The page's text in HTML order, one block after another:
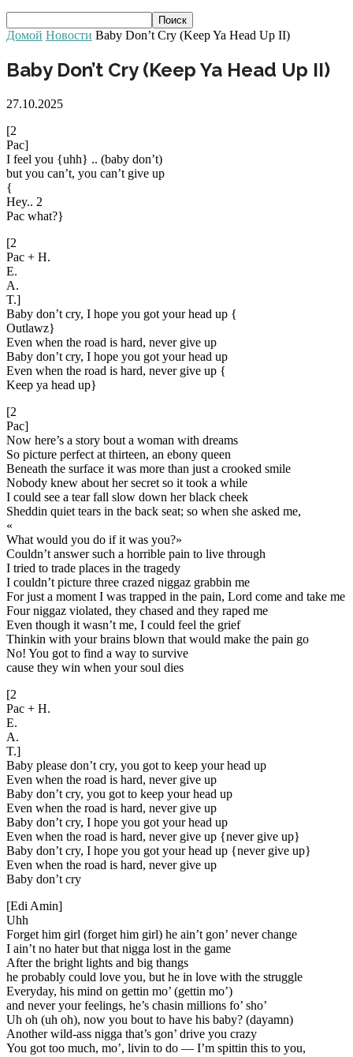
Домой Новости Baby Don’t Cry (Keep Ya Head Up II)
Baby Don’t Cry (Keep Ya Head Up II)
27.10.2025
[2
Pac]
I feel you {uhh} .. (baby don’t)
but you can’t, you can’t give up
{
Hey.. 2
Pac what?}
[2
Pac + H.
E.
A.
T.]
Baby don’t cry, I hope you got your head up {
Outlawz}
Even when the road is hard, never give up
Baby don’t cry, I hope you got your head up
Even when the road is hard, never give up {
Keep ya head up}
[2
Pac]
Now here’s a story bout a woman with dreams
So picture perfect at thirteen, an ebony queen
Beneath the surface it was more than just a crooked smile
Nobody knew about her secret so it took a while
I could see a tear fall slow down her black cheek
Sheddin quiet tears in the back seat; so when she asked me,
«
What would you do if it was you?»
Couldn’t answer such a horrible pain to live through
I tried to trade places in the tragedy
I couldn’t picture three crazed niggaz grabbin me
For just a moment I was trapped in the pain, Lord come and take me
Four niggaz violated, they chased and they raped me
Even though it wasn’t me, I could feel the grief
Thinkin with your brains blown that would make the pain go
No! You got to find a way to survive
cause they win when your soul dies
[2
Pac + H.
E.
A.
T.]
Baby please don’t cry, you got to keep your head up
Even when the road is hard, never give up
Baby don’t cry, you got to keep your head up
Even when the road is hard, never give up
Baby don’t cry, I hope you got your head up
Even when the road is hard, never give up {never give up}
Baby don’t cry, I hope you got your head up {never give up}
Even when the road is hard, never give up
Baby don’t cry
[Edi Amin]
Uhh
Forget him girl (forget him girl) he ain’t gon’ never change
I ain’t no hater but that nigga lost in the game
After the bright lights and big thangs
he probably could love you, but he in love with the struggle
Everyday, his mind on gettin mo’ (gettin mo’)
and never your feelings, he’s chasin millions fo’ sho’
Uh oh (uh oh), now you bout to have his baby? (dayamn)
Another wild-ass nigga that’s gon’ drive you crazy
You got too much, mo’, livin to do — I’m spittin this to you,